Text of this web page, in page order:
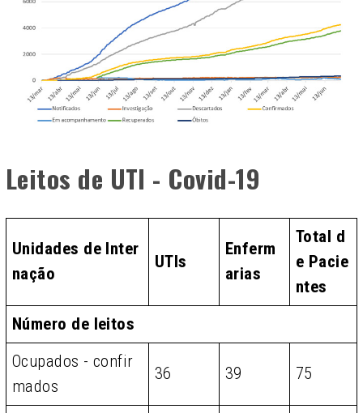
Leitos de UTI - Covid-19
Unidades de Inter
nação
UTIs
Enferm
arias
Total d
e Pacie
ntes
Número de leitos
Ocupados - confir
mados
36 39 75